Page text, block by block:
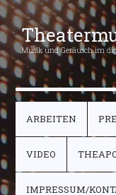
Musik und Geräusch im
ARBEITEN
VIDEO
IMPRESSUM/